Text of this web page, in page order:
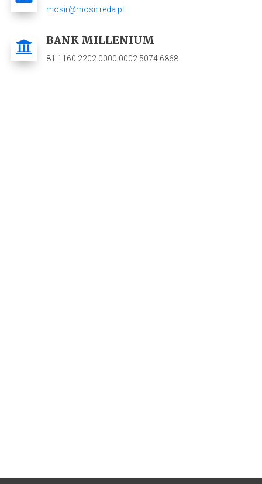
mosir@mosir.reda.pl
BANK MILLENIUM
81 1160 2202 0000 0002 5074 6868